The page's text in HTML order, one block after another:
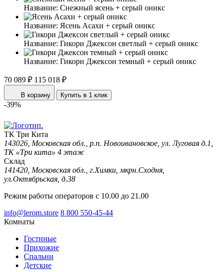
Название: Снежный ясень + серый оникс
Название: Ясень Асахи + серый оникс
Название: Гикори Джексон светлый + серый оникс
Название: Гикори Джексон темный + серый оникс
70 089 ₽ 115 018 ₽
В корзину Купить в 1 клик
-39%
ТК Три Кита
143026, Московская обл., р.п. Новоивановское, ул. Луговая д.1,
ТК «Три кита» 4 этаж
Склад
141420, Московская обл., г.Химки, мкрн.Сходня,
ул.Октябрьская, д.38
Режим работы операторов с 10.00 до 21.00
info@lerom.store 8 800 550-45-44
Комнаты
Гостиные
Прихожие
Спальни
Детские